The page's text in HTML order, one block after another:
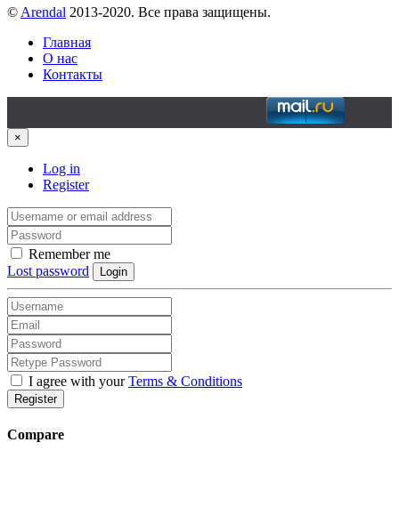
© Arendal 2013-2020. Все права защищены.
Главная
О нас
Контакты
×
Log in
Register
Remember me
Lost password
Login
I agree with yourTerms & Conditions
Register
Compare